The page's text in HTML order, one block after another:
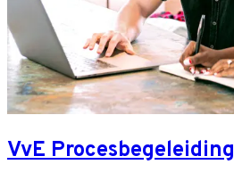
VvE Procesbegeleiding